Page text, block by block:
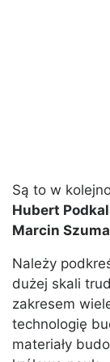
Są to w
Hubert
Marcin
Należy
dużej skali
zakresem
technologię
materiały